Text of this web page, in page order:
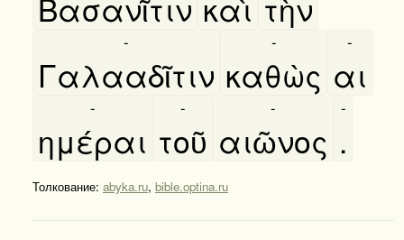
Γαλααδῖτιν
-
καθὼς
-
αι
-
ημέραι
-
τοῦ
-
αιῶνος
-
.
-
Толкование: abyka.ru, bible.optina.ru